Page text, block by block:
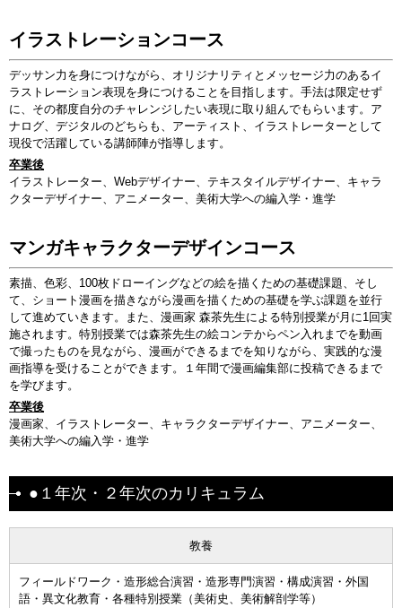
イラストレーションコース
デッサン力を身につけながら、オリジナリティとメッセージ力のあるイ
ラストレーション表現を身につけることを目指します。手法は限定せず
に、その都度自分のチャレンジしたい表現に取り組んでもらいます。ア
ナログ、デジタルのどちらも、アーティスト、イラストレーターとして
現役で活躍している講師陣が指導します。
卒業後
イラストレーター、Webデザイナー、テキスタイルデザイナー、キャラ
クターデザイナー、アニメーター、美術大学への編入学・進学
マンガキャラクターデザインコース
素描、色彩、100枚ドローイングなどの絵を描くための基礎課題、そし
て、ショート漫画を描きながら漫画を描くための基礎を学ぶ課題を並行
して進めていきます。また、漫画家 森茶先生による特別授業が月に1回実
施されます。特別授業では森茶先生の絵コンテからペン入れまでを動画
で撮ったものを見ながら、漫画ができるまでを知りながら、実践的な漫
画指導を受けることができます。１年間で漫画編集部に投稿できるまで
を学びます。
卒業後
漫画家、イラストレーター、キャラクターデザイナー、アニメーター、
美術大学への編入学・進学
●１年次・２年次のカリキュラム
教養
フィールドワーク・造形総合演習・造形専門演習・構成演習・外国
語・異文化教育・各種特別授業（美術史、美術解剖学等）